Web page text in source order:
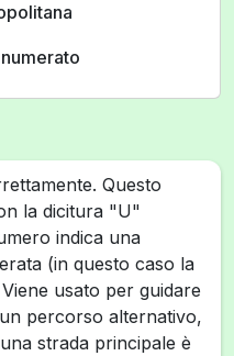
Questo
la dicitura "U"
indica una
(in questo caso la
usato per guidare
percorso alternativo,
strada principale è